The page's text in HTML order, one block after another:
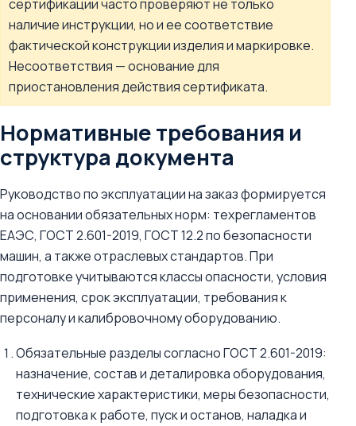
сертификации часто проверяют не только
наличие инструкции, но и ее соответствие
фактической конструкции изделия и маркировке.
Несоответствия — основание для
приостановления действия сертификата.
Нормативные требования и
структура документа
Руководство по эксплуатации на заказ формируется
на основании обязательных норм: техрегламентов
ЕАЭС, ГОСТ 2.601-2019, ГОСТ 12.2 по безопасности
машин, а также отраслевых стандартов. При
подготовке учитываются классы опасности, условия
применения, срок эксплуатации, требования к
персоналу и калибровочному оборудованию.
Обязательные разделы согласно ГОСТ 2.601-2019:
назначение, состав и деталировка оборудования,
технические характеристики, меры безопасности,
подготовка к работе, пуск и останов, наладка и